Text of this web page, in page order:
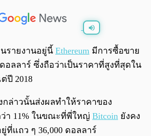
/0:00
รายงานอยู่นี้ Ethereum มีการซื้อขาย
อลลาร์ ซึ่งถือว่าเป็นราคาที่สูงที่สุดใน
ปี 2018
กล่าวนั้นส่งผลทำให้ราคาของ
ว่า 11% ในขณะที่พี่ใหญ่ Bitcoin ยังคง
ที่แถว ๆ 36,000 ดอลลาร์